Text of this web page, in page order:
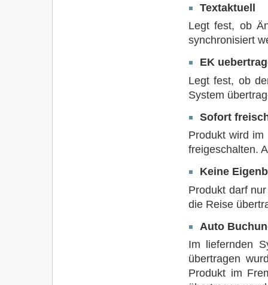
Textaktuell
Legt fest, ob
synchronisiert
EK
Legt fest, ob
System
Sofort
Produkt wird im
freigeschalten.
Keine
Produkt darf
die Reise
Auto
Im liefernden
übertragen
Produkt im